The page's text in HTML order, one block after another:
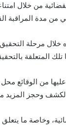
من خلال
مدة المراقبة
مرحلة
المتعلقة
عليها من
لكشف وحجز المزيد
وخاصة ما يتعلق